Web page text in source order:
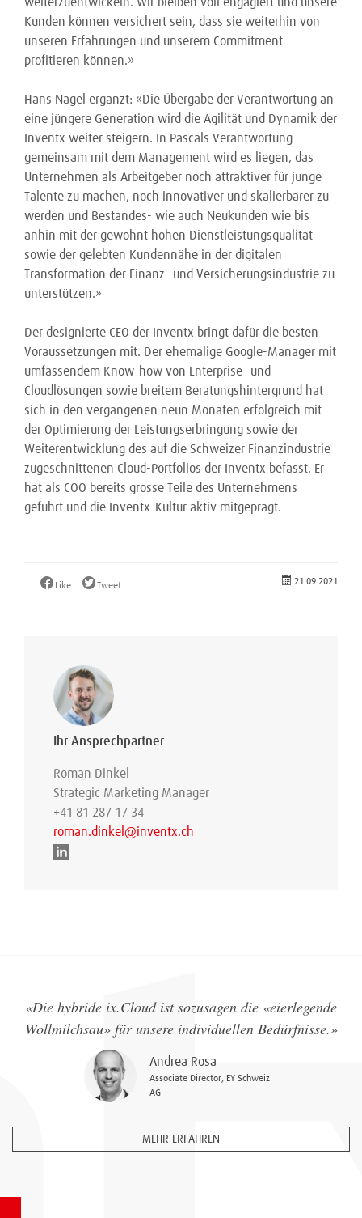
Kunden können versichert sein, dass sie weiterhin von
unseren Erfahrungen und unserem Commitment
profitieren können.»
Hans Nagel ergänzt: «Die Übergabe der Verantwortung an
eine jüngere Generation wird die Agilität und Dynamik der
Inventx weiter steigern. In Pascals Verantwortung
gemeinsam mit dem Management wird es liegen, das
Unternehmen als Arbeitgeber noch attraktiver für junge
Talente zu machen, noch innovativer und skalierbarer zu
werden und Bestandes- wie auch Neukunden wie bis
anhin mit der gewohnt hohen Dienstleistungsqualität
sowie der gelebten Kundennähe in der digitalen
Transformation der Finanz- und Versicherungsindustrie zu
unterstützen.»
Der designierte CEO der Inventx bringt dafür die besten
Voraussetzungen mit. Der ehemalige Google-Manager mit
umfassendem Know-how von Enterprise- und
Cloudlösungen sowie breitem Beratungshintergrund hat
sich in den vergangenen neun Monaten erfolgreich mit
der Optimierung der Leistungserbringung sowie der
Weiterentwicklung des auf die Schweizer Finanzindustrie
zugeschnittenen Cloud-Portfolios der Inventx befasst. Er
hat als COO bereits grosse Teile des Unternehmens
geführt und die Inventx-Kultur aktiv mitgeprägt.
Like Tweet 21.09.2021
Ihr Ansprechpartner
Roman Dinkel
Strategic Marketing Manager
+41 81 287 17 34
roman.dinkel@inventx.ch
«Die hybride ix.Cloud ist sozusagen die «eierlegende
Wollmilchsau» für unsere individuellen Bedürfnisse.»
Andrea Rosa
Associate Director, EY Schweiz
AG
MEHR ERFAHREN